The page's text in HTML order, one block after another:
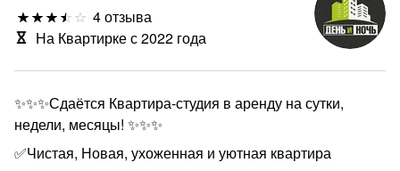
4 отзыва
На Квартирке с 2022 года
✨✨✨Сдаётся Квартира-студия в аренду на сутки,
недели, месяцы! ✨✨✨
✅Чистая, Новая, ухоженная и уютная квартира